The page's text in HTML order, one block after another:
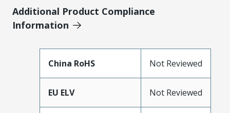
Additional Product Compliance
Information
China RoHS Not Reviewed
EU ELV Not Reviewed